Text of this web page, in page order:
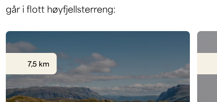
går i flott høyfjellsterreng:
7,5 km